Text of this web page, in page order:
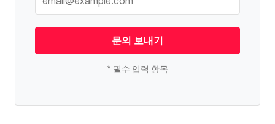
문의 보내기
* 필수 입력 항목